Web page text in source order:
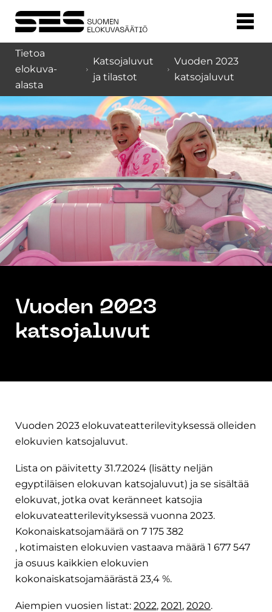
Tietoa
elokuva-
alasta
Katsojaluvut
ja tilastot
Vuoden 2023
katsojaluvut
Vuoden 2023
katsojaluvut
Vuoden 2023 elokuvateatterilevityksessä olleiden
elokuvien katsojaluvut.
Lista on päivitetty 31.7.2024 (lisätty neljän
egyptiläisen elokuvan katsojaluvut) ja se sisältää
elokuvat, jotka ovat keränneet katsojia
elokuvateatterilevityksessä vuonna 2023.
Kokonaiskatsojamäärä on 7 175 382
, kotimaisten elokuvien vastaava määrä 1 677 547
ja osuus kaikkien elokuvien
kokonaiskatsojamäärästä 23,4 %.
Aiempien vuosien listat: 2022, 2021, 2020.